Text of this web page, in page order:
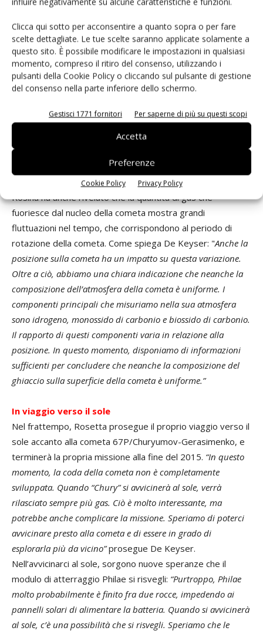
Clicca qui sotto per acconsentire a quanto sopra o per fare
scelte dettagliate. Le tue scelte saranno applicate solamente a
questo sito. È possibile modificare le impostazioni in qualsiasi
momento, compreso il ritiro del consenso, utilizzando i
pulsanti della Cookie Policy o cliccando sul pulsante di gestione
del consenso nella parte inferiore dello schermo.
Gestisci 1771 fornitori Per saperne di più su questi scopi
Accetta
Preferenze
Cookie Policy Privacy Policy
circa 10 Km. Spiega Dhooghe:“Le misure di H2O e di HDO
con i nostri Dfms ci hanno consentito di determinare il
rapporto D/H dell’atmosfera della cometa. Questo ci ha
consentito di rispondere ad uno degli interrogativi chiave
della missione Rosetta. Il rapporto D/H della cometa
rispetto al rapporto presente sulla Terra. La conclusione è che
le comete come la 67P/Churyumov-Gerasimenko non sono la
sorgente principale di acqua sulla Terra.”
Un’atmosfera eterogenea sulla coda della cometa
Rosina ha anche rivelato che la quantità di gas che
fuoriesce dal nucleo della cometa mostra grandi
fluttuazioni nel tempo, che corrispondono al periodo di
rotazione della cometa. Come spiega De Keyser: "Anche la
posizione sulla cometa ha un impatto su questa variazione.
Oltre a ciò, abbiamo una chiara indicazione che neanche la
composizione dell’atmosfera della cometa è uniforme. I
componenti principali che misuriamo nella sua atmosfera
sono idrogeno, monossido di carbonio e biossido di carbonio.
Il rapporto di questi componenti varia in relazione alla
posizione. In questo momento, disponiamo di informazioni
sufficienti per concludere che neanche la composizione del
ghiaccio sulla superficie della cometa è uniforme.”
In viaggio verso il sole
Nel frattempo, Rosetta prosegue il proprio viaggio verso il
sole accanto alla cometa 67P/Churyumov-Gerasimenko, e
terminerà la propria missione alla fine del 2015. “In questo
momento, la coda della cometa non è completamente
sviluppata. Quando “Chury” si avvicinerà al sole, verrà
rilasciato sempre più gas. Ciò è molto interessante, ma
potrebbe anche complicare la missione. Speriamo di poterci
avvicinare presto alla cometa e di essere in grado di
esplorarla più da vicino”prosegue De Keyser.
Nell’avvicinarci al sole, sorgono nuove speranze che il
modulo di atterraggio Philae si risvegli: “Purtroppo, Philae
molto probabilmente è finito fra due rocce, impedendo ai
pannelli solari di alimentare la batteria. Quando si avvicinerà
al sole, c’è una possibilità che si risvegli. Speriamo che le